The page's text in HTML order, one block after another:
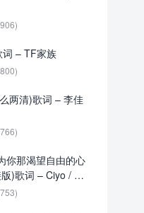
– TF家族
两清)歌词 – 李佳
你那渴望自由的心
)歌词 – Ciyo / 见